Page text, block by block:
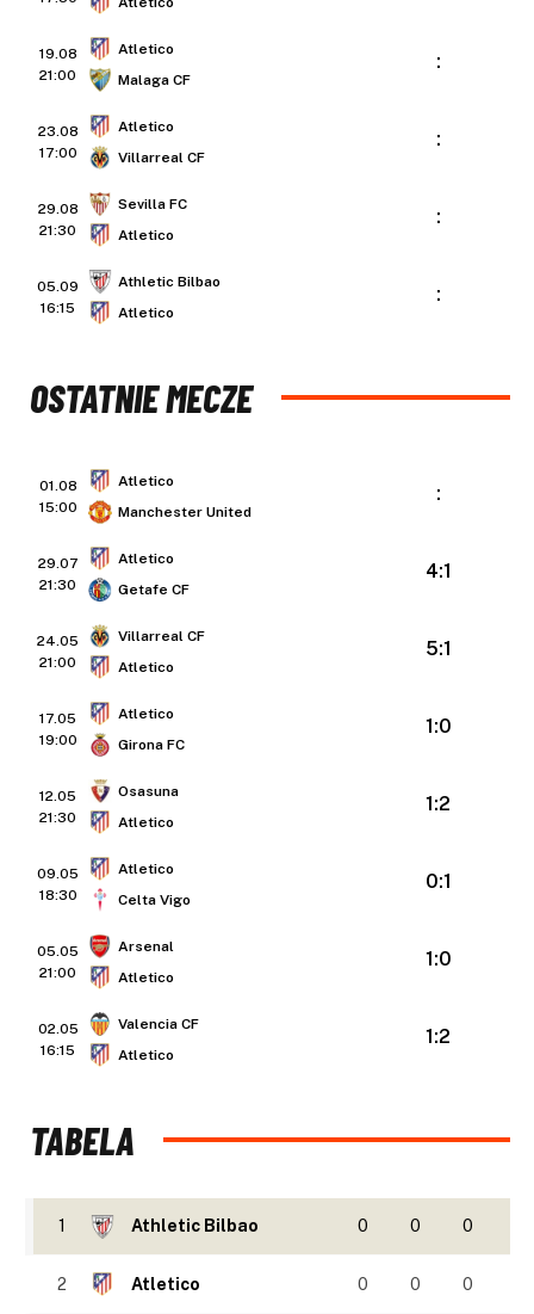
19.08
21:00
Atletico
Malaga CF
:
23.08
17:00
Atletico
Villarreal CF
:
29.08
21:30
Sevilla FC
Atletico
:
05.09
16:15
Athletic Bilbao
Atletico
:
OSTATNIE MECZE
01.08
15:00
Atletico
Manchester United
:
29.07
21:30
Atletico
Getafe CF
4:1
24.05
21:00
Villarreal CF
Atletico
5:1
17.05
19:00
Atletico
Girona FC
1:0
12.05
21:30
Osasuna
Atletico
1:2
09.05
18:30
Atletico
Celta Vigo
0:1
05.05
21:00
Arsenal
Atletico
1:0
02.05
16:15
Valencia CF
Atletico
1:2
TABELA
1 Athletic Bilbao 0 0 0
2 Atletico 0 0 0